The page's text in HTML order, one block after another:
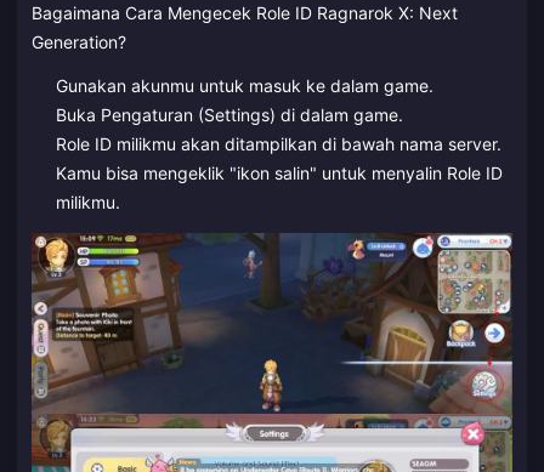
Bagaimana Cara Mengecek Role ID Ragnarok X: Next
Generation?
Gunakan akunmu untuk masuk ke dalam game.
Buka Pengaturan (Settings) di dalam game.
Role ID milikmu akan ditampilkan di bawah nama server.
Kamu bisa mengeklik "ikon salin" untuk menyalin Role ID
milikmu.